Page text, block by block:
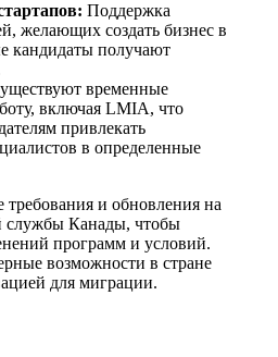
Поддержка
желающих создать бизнес в
кандидаты получают
временные
включая LMIA, что
привлекать
в определенные
требования и обновления на
службы Канады, чтобы
программ и условий.
возможности в стране
для миграции.